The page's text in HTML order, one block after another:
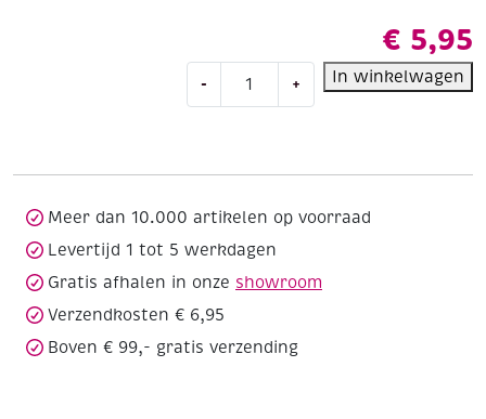
€ 5,95
-
figuurzaagjes
stuks
aantal
+ In winkelwagen
Meer dan 10.000 artikelen op voorraad
Levertijd 1 tot 5 werkdagen
Gratis afhalen in onze showroom
Verzendkosten € 6,95
Boven € 99,- gratis verzending